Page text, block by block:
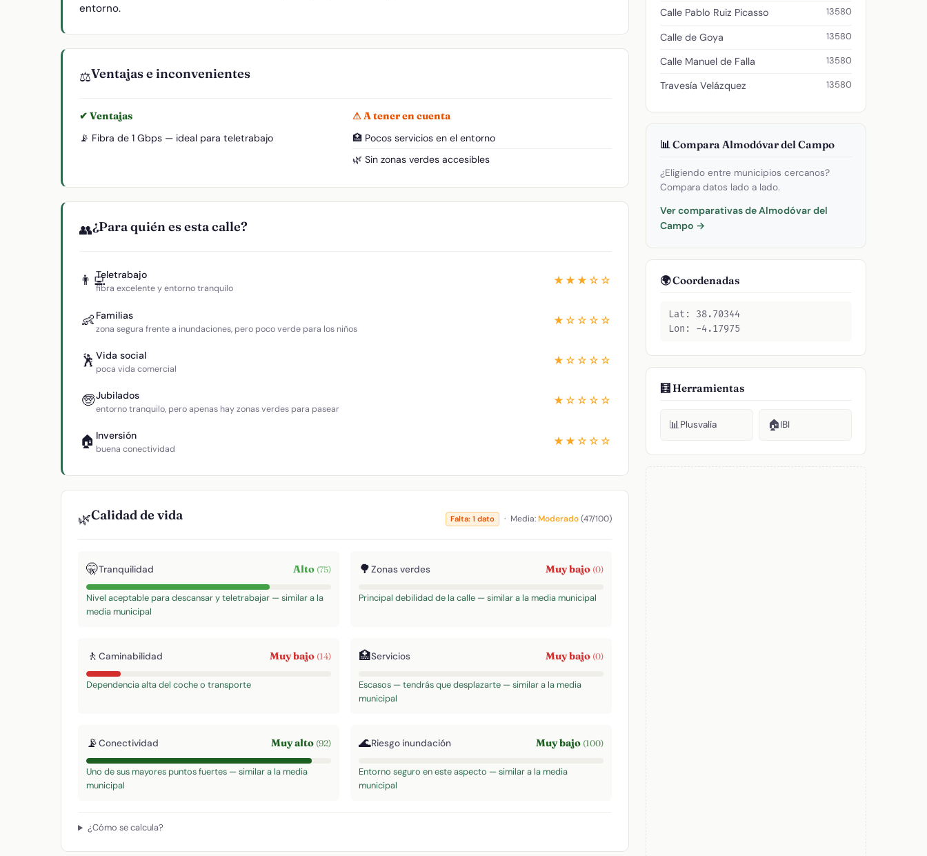
entorno.
⚖️Ventajas e inconvenientes
✔ Ventajas
📡 Fibra de 1 Gbps — ideal para teletrabajo
⚠ A tener en cuenta
🏥 Pocos servicios en el entorno
🌿 Sin zonas verdes accesibles
👥¿Para quién es esta calle?
👨‍💻Teletrabajo
fibra excelente y entorno tranquilo
★★★☆☆
👶 Familias
zona segura frente a inundaciones, pero poco verde para los niños
★☆☆☆☆
🕺 Vida social
poca vida comercial
★☆☆☆☆
🧓Jubilados
entorno tranquilo, pero apenas hay zonas verdes para pasear
★☆☆☆☆
🏠 Inversión
buena conectividad
★★☆☆☆
🌿Calidad de vida Falta: 1 dato · Media:Moderado(47/100)
🤫Tranquilidad Alto (75)
Nivel aceptable para descansar y teletrabajar — similar a la
media municipal
🌳Zonas verdes Muy bajo (0)
Principal debilidad de la calle — similar a la media municipal
🚶 Caminabilidad Muy bajo (14)
Dependencia alta del coche o transporte
🏥Servicios Muy bajo (0)
Escasos — tendrás que desplazarte — similar a la media
municipal
📡Conectividad Muy alto (92)
Uno de sus mayores puntos fuertes — similar a la media
municipal
🌊Riesgo inundación Muy bajo (100)
Entorno seguro en este aspecto — similar a la media
municipal
¿Cómo se calcula?
Calle Pablo Ruiz Picasso 13580
Calle de Goya 13580
Calle Manuel de Falla 13580
Travesía Velázquez 13580
📊 Compara Almodóvar del Campo
¿Eligiendo entre municipios cercanos?
Compara datos lado a lado.
Ver comparativas de Almodóvar del
Campo →
🌍 Coordenadas
Lat: 38.70344
Lon: -4.17975
🧮 Herramientas
📊Plusvalía 🏠IBI